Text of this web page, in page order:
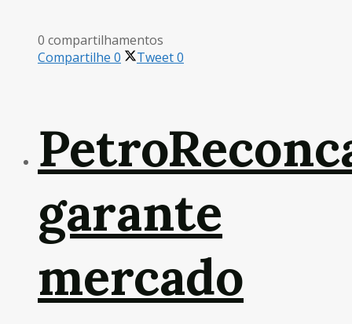
0 compartilhamentos
Compartilhe 0 Tweet0
garante
mercado